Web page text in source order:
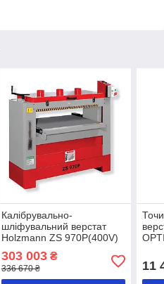
Калібрувально-
шліфувальний верстат
Holzmann ZS 970P(400V)
303 003₴
336 670 ₴ 11